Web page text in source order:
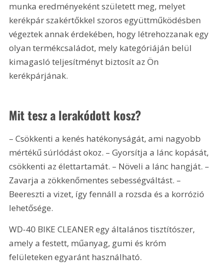
munka eredményeként született meg, melyet
kerékpár szakértőkkel szoros együttműködésben
végeztek annak érdekében, hogy létrehozzanak egy
olyan termékcsaládot, mely kategóriáján belül
kimagasló teljesítményt biztosít az Ön
kerékpárjának.
Mit tesz a lerakódott kosz?
– Csökkenti a kenés hatékonyságát, ami nagyobb
mértékű súrlódást okoz. – Gyorsítja a lánc kopását,
csökkenti az élettartamát. – Növeli a lánc hangját. –
Zavarja a zökkenőmentes sebességváltást. –
Beereszti a vizet, így fennáll a rozsda és a korrózió
lehetősége.
WD-40 BIKE CLEANER egy általános tisztítószer,
amely a festett, műanyag, gumi és króm
felületeken egyaránt használható.